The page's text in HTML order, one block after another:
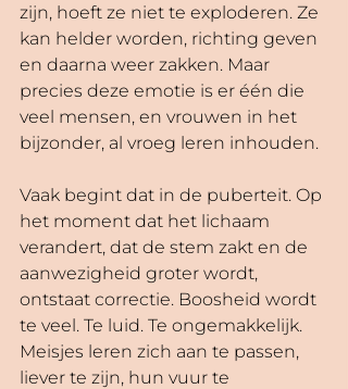
zijn, hoeft ze niet te exploderen. Ze
kan helder worden, richting geven
en daarna weer zakken. Maar
precies deze emotie is er één die
veel mensen, en vrouwen in het
bijzonder, al vroeg leren inhouden.
Vaak begint dat in de puberteit. Op
het moment dat het lichaam
verandert, dat de stem zakt en de
aanwezigheid groter wordt,
ontstaat correctie. Boosheid wordt
te veel. Te luid. Te ongemakkelijk.
Meisjes leren zich aan te passen,
liever te zijn, hun vuur te